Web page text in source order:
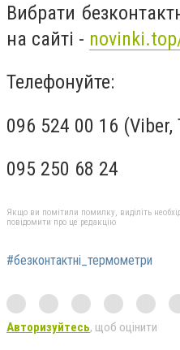
Вибрати
на сайті -
Телефонуйте:
096 524 00 16 (Viber,
095 250 68 24
Якщо ви помітили помилку, виділіть
повідомити про це редакцію
#безконтактні_термометри
Авторизуйтесь, щоб оцінити